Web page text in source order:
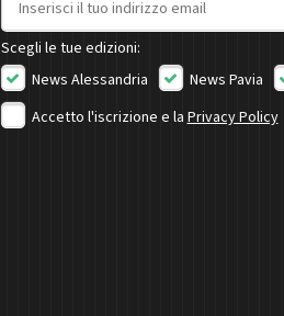
Scegli le tue edizioni:
News Alessandria
News Pavia
Accetto l'iscrizione e la Privacy Policy